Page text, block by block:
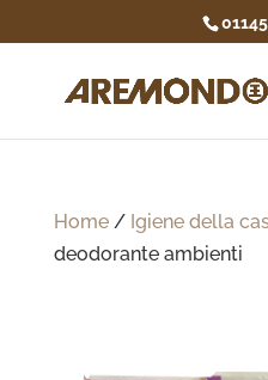
Home/ Igiene della
deodorante ambienti